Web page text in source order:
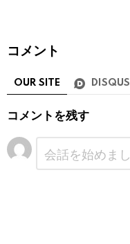
コメント
OUR SITE DISQUS
コメントを残す